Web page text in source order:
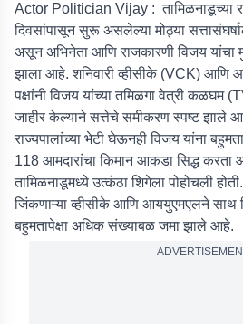
Actor Politician Vijay :तामिळनाडूच्या
दिवसांपासून सुरू असलेल्या मोठ्या
असून अभिनेता आणि राजकारणी विजय यांचा
झाला आहे. शनिवारी व्हीसीके (VCK) आणि
पक्षांनी विजय यांच्या तमिळगा वेत्री कळघम
जाहीर केल्याने सत्तेचे समीकरण स्पष्ट झाले
राज्यपालांच्या भेटी घेऊनही विजय यांना
118 आमदारांचा किमान आकडा सिद्ध करता
तामिळनाडूमध्ये उत्कंठा शिगेला पोहोचली
जिंकणाऱ्या व्हीसीके आणि आययुएमएलने साथ
बहुमतापेक्षा अधिक संख्याबळ जमा झाले आहे.